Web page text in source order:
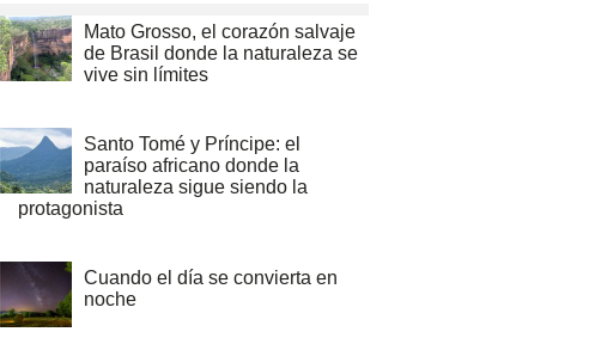
Mato Grosso, el corazón salvaje
de Brasil donde la naturaleza se
vive sin límites
Santo Tomé y Príncipe: el
paraíso africano donde la
naturaleza sigue siendo la
protagonista
Cuando el día se convierta en
noche